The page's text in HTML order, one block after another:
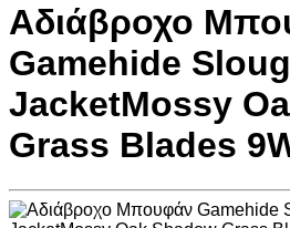
Αδιάβροχο
Gamehide
JacketMossy
Grass Blades